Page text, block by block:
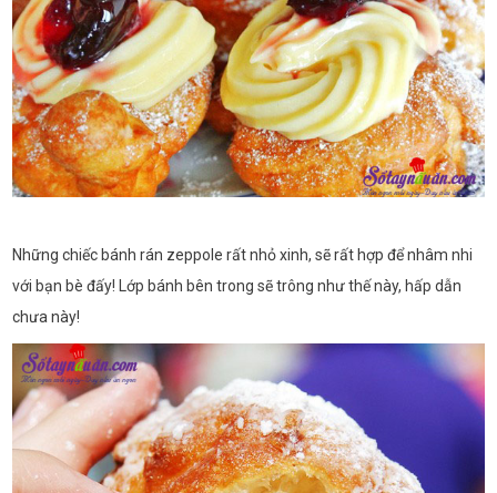
Những chiếc bánh rán zeppole rất nhỏ xinh, sẽ rất hợp để nhâm nhi
với bạn bè đấy! Lớp bánh bên trong sẽ trông như thế này, hấp dẫn
chưa này!